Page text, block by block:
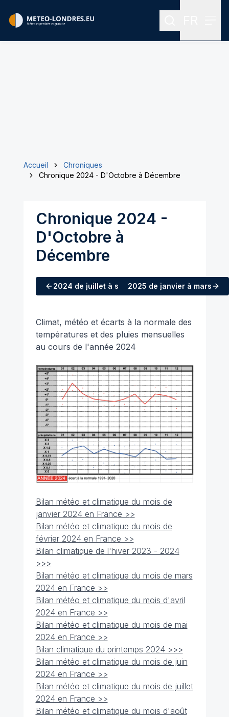
Rechercher
Accueil
Chroniques
Chronique 2024 - D'Octobre à Décembre
Chronique 2024 -
D'Octobre à
Décembre
2024 de juillet à septembre
2025 de janvier à mars
Climat, météo et écarts à la normale des
températures et des pluies mensuelles
au cours de l'année 2024
Bilan météo et climatique du mois de
janvier 2024 en France >>
Bilan météo et climatique du mois de
février 2024 en France >>
Bilan climatique de l'hiver 2023 - 2024
>>>
Bilan météo et climatique du mois de mars
2024 en France >>
Bilan météo et climatique du mois d'avril
2024 en France >>
Bilan météo et climatique du mois de mai
2024 en France >>
Bilan climatique du printemps 2024 >>>
Bilan météo et climatique du mois de juin
2024 en France >>
Bilan météo et climatique du mois de juillet
2024 en France >>
Bilan météo et climatique du mois d'août